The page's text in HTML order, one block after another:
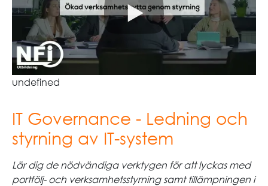
undefined
IT Governance - Ledning och
styrning av IT-system
Lär dig de nödvändiga verktygen för att lyckas med
portfölj- och verksamhetsstyrning samt tillämpningen i